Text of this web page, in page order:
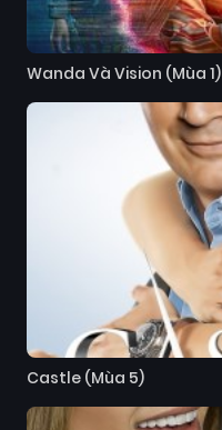
Wanda Và Vision (Mùa 1)
Castle (Mùa 5)